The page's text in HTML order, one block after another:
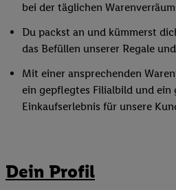
bei der täglichen
Du packst an und kümmerst
das Befüllen unserer Regale
Mit einer ansprechenden
ein gepflegtes Filialbild und ein
Einkaufserlebnis für unsere
Dein Profil